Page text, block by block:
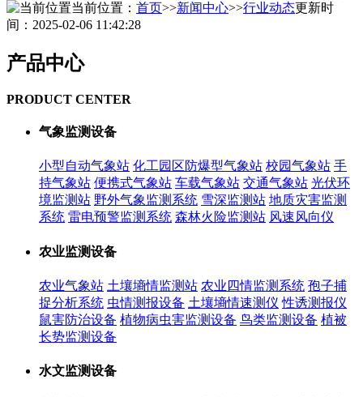
当前位置： 首页>>新闻中心>>行业动态更新时
间：2025-02-06 11:42:28
产品中心
PRODUCT CENTER
气象监测设备
小型自动气象站 化工园区防爆型气象站 校园气象站 手
持气象站 便携式气象站 车载气象站 交通气象站 光伏环
境监测站 野外气象监测系统 雪深监测站 地质灾害监测
系统 雷电预警监测系统 森林火险监测站 风速风向仪
农业监测设备
农业气象站 土壤墒情监测站 农业四情监测系统 孢子捕
捉分析系统 虫情测报设备 土壤墒情速测仪 性诱测报仪
鼠害防治设备 植物病虫害监测设备 鸟类监测设备 植被
长势监测设备
水文监测设备